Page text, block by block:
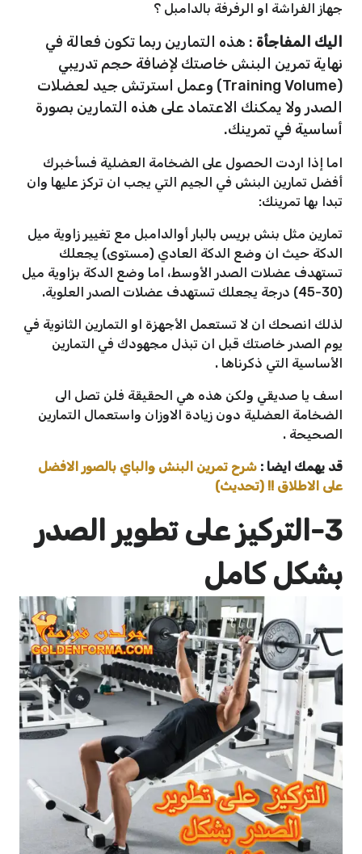
جهاز الفراشة او الرفرفة بالدامبل ؟
اليك المفاجأة : هذه التمارين ربما تكون فعالة في
نهاية تمرين البنش خاصتك لإضافة حجم تدريبي
(Training Volume) وعمل استرتش جيد لعضلات
الصدر ولا يمكنك الاعتماد على هذه التمارين بصورة
أساسية في تمرينك.
اما إذا اردت الحصول على الضخامة العضلية فسأخبرك
أفضل تمارين البنش في الجيم التي يجب ان تركز عليها وان
تبدا بها تمرينك:
تمارين مثل بنش بريس بالبار أوالدامبل مع تغيير زاوية ميل
الدكة حيث ان وضع الدكة العادي (مستوى) يجعلك
تستهدف عضلات الصدر الأوسط، اما وضع الدكة بزاوية ميل
(30-45) درجة يجعلك تستهدف عضلات الصدر العلوية.
لذلك انصحك ان لا تستعمل الأجهزة او التمارين الثانوية في
يوم الصدر خاصتك قبل ان تبذل مجهودك في التمارين
الأساسية التي ذكرناها .
اسف يا صديقي ولكن هذه هي الحقيقة فلن تصل الى
الضخامة العضلية دون زيادة الاوزان واستعمال التمارين
الصحيحة .
قد يهمك ايضا : شرح تمرين البنش والباي بالصور الافضل
على الاطلاق !! (تحديث)
3-التركيز على تطوير الصدر
بشكل كامل